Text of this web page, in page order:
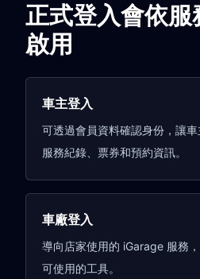
正式登入會依服
啟用
車主登入
可透過會員資料確認身份，讓
服務紀錄、票券和預約資訊。
車廠登入
導向店家使用的 iGarage 服務
可使用的工具。